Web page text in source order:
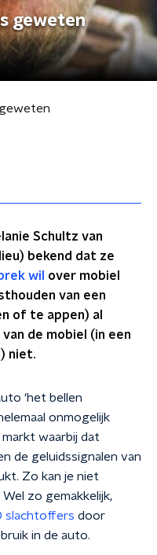
geweten
Schultz van
bekend dat ze
wil
over mobiel
van een
of te appen) al
de mobiel (in een
niet.
‘het bellen
onmogelijk
markt waarbij dat
de geluidssignalen van
Zo kan je niet
zo gemakkelijk,
slachtoffers door
in de auto.